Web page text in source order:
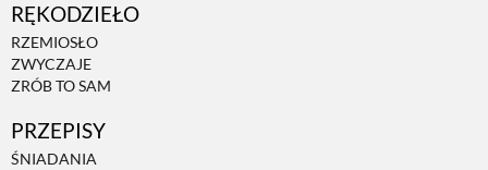
RĘKODZIEŁO
RZEMIOSŁO
ZWYCZAJE
ZRÓB TO SAM
PRZEPISY
ŚNIADANIA
ZWIERZĘTA W NATURZE